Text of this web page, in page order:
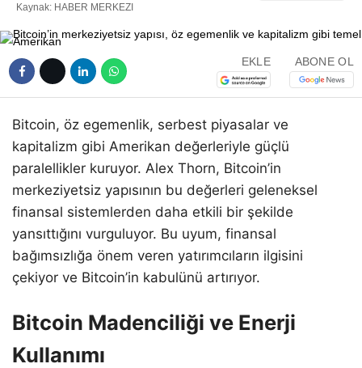
Kaynak: HABER MERKEZI
EKLE ABONE OL
Bitcoin, öz egemenlik, serbest piyasalar ve
kapitalizm gibi Amerikan değerleriyle güçlü
paralellikler kuruyor. Alex Thorn, Bitcoin’in
merkeziyetsiz yapısının bu değerleri geleneksel
finansal sistemlerden daha etkili bir şekilde
yansıttığını vurguluyor. Bu uyum, finansal
bağımsızlığa önem veren yatırımcıların ilgisini
çekiyor ve Bitcoin’in kabulünü artırıyor.
Bitcoin Madenciliği ve Enerji
Kullanımı